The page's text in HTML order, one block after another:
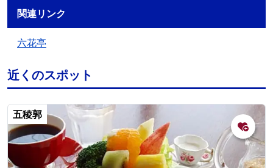
関連リンク
六花亭
近くのスポット
五稜郭